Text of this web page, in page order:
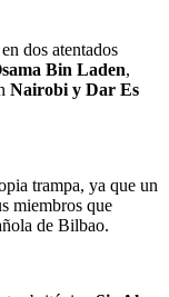
dos atentados
Bin Laden,
Nairobi y Dar Es
trampa, ya que un
miembros que
de Bilbao.